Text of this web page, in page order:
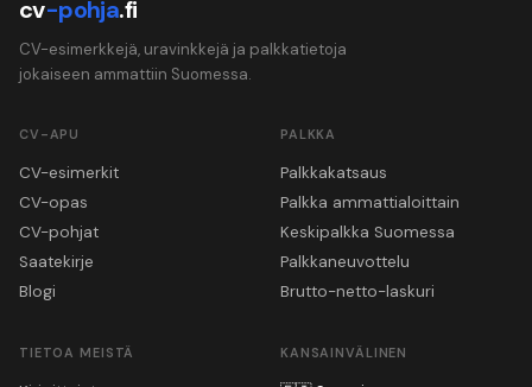
cv-pohja.fi
CV-esimerkkejä, uravinkkejä ja palkkatietoja
jokaiseen ammattiin Suomessa.
CV-APU
CV-esimerkit
CV-opas
CV-pohjat
Saatekirje
Blogi
PALKKA
Palkkakatsaus
Palkka ammattialoittain
Keskipalkka Suomessa
Palkkaneuvottelu
Brutto-netto-laskuri
TIETOA MEISTÄ KANSAINVÄLINEN